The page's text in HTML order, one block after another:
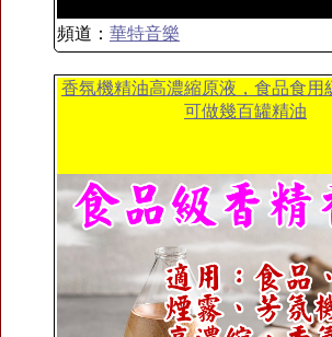
頻道： 華特音樂
香氛機精油高濃縮原液，食品食用
可做幾百罐精油